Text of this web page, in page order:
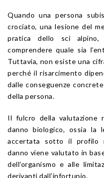
Quando una persona
crociato, una lesione del
pratica dello sci
comprendere quale sia
Tuttavia, non esiste una
perché il risarcimento
dalle conseguenze
della persona.
Il fulcro della valutazione
danno biologico, ossia la
accertata sotto il profilo
danno viene valutato in
dell’organismo e alle
derivanti dall’infortunio.